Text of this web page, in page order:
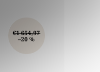
€1 654,97
–20 %